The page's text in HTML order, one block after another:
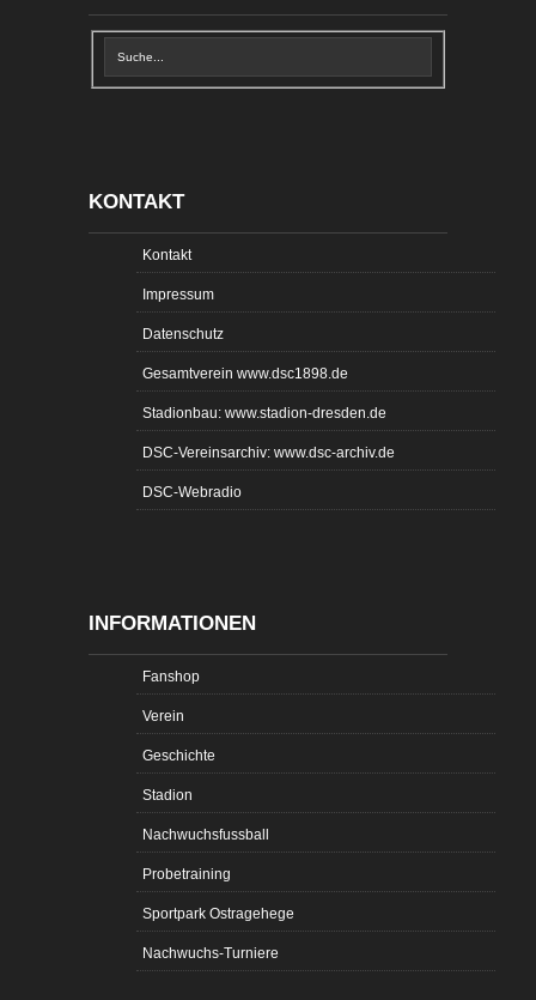
KONTAKT
Kontakt
Impressum
Datenschutz
Gesamtverein www.dsc1898.de
Stadionbau: www.stadion-dresden.de
DSC-Vereinsarchiv: www.dsc-archiv.de
DSC-Webradio
INFORMATIONEN
Fanshop
Verein
Geschichte
Stadion
Nachwuchsfussball
Probetraining
Sportpark Ostragehege
Nachwuchs-Turniere